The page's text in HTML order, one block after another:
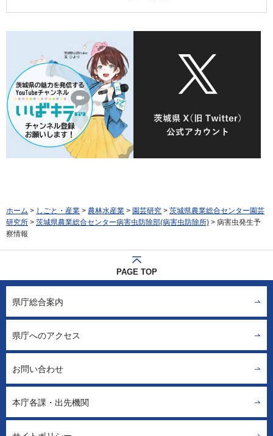
ホーム > しごと・産業 > 農林水産業 > 園芸研究 > 茨城県農業総合センター園芸
研究所 > 茨城県農業総合センター病害虫防除部(病害虫防除所) > 病害虫発生予
察情報
PAGE TOP
県庁総合案内
県庁へのアクセス
お問い合わせ
本庁各課・出先機関